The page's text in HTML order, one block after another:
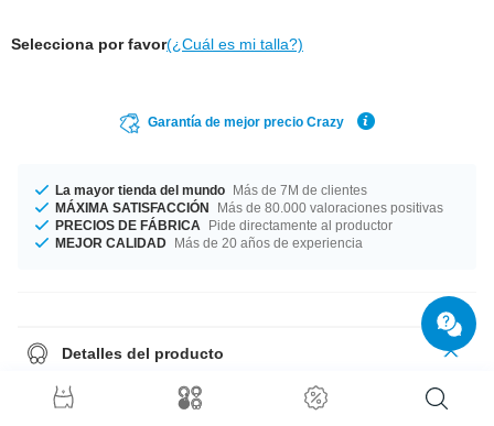
Selecciona por favor(¿Cuál es mi talla?)
Garantía de mejor precio Crazy
La mayor tienda del mundo Más de 7M de clientes
MÁXIMA SATISFACCIÓN
Más de 80.000 valoraciones positivas
PRECIOS DE FÁBRICA
Pide directamente al productor
MEJOR CALIDAD Más de 20 años de experiencia
Detalles del producto
Dos grosores disponibles para que elijas tu favorito: 1.2 mm y 1.6 mm.
Fabricado en diferentes longitudes desde 5 mm hasta 11 mm. Lo